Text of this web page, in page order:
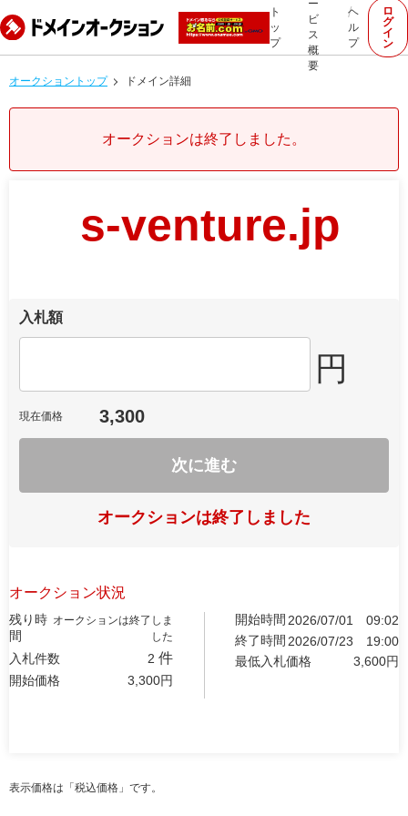
ト
ッ
プ
ー
ビ
ス
概
要
ヘ
ル
プ
ロ
グ
イ
ン
オークショントップ ドメイン詳細
オークションは終了しました。
s-venture.jp
入札額
円
現在価格 3,300
次に進む
オークションは終了しました
オークション状況
残り時
間
オークションは終了しま
した
入札件数 2 件
開始価格 3,300円
開始時間 2026/07/01
09:02
終了時間 2026/07/23
19:00
最低入札価格
3,600円
表示価格は「税込価格」です。